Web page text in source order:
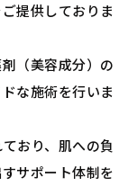
提供しておりま
（美容成分）の
な施術を行いま
おり、肌への負
サポート体制を